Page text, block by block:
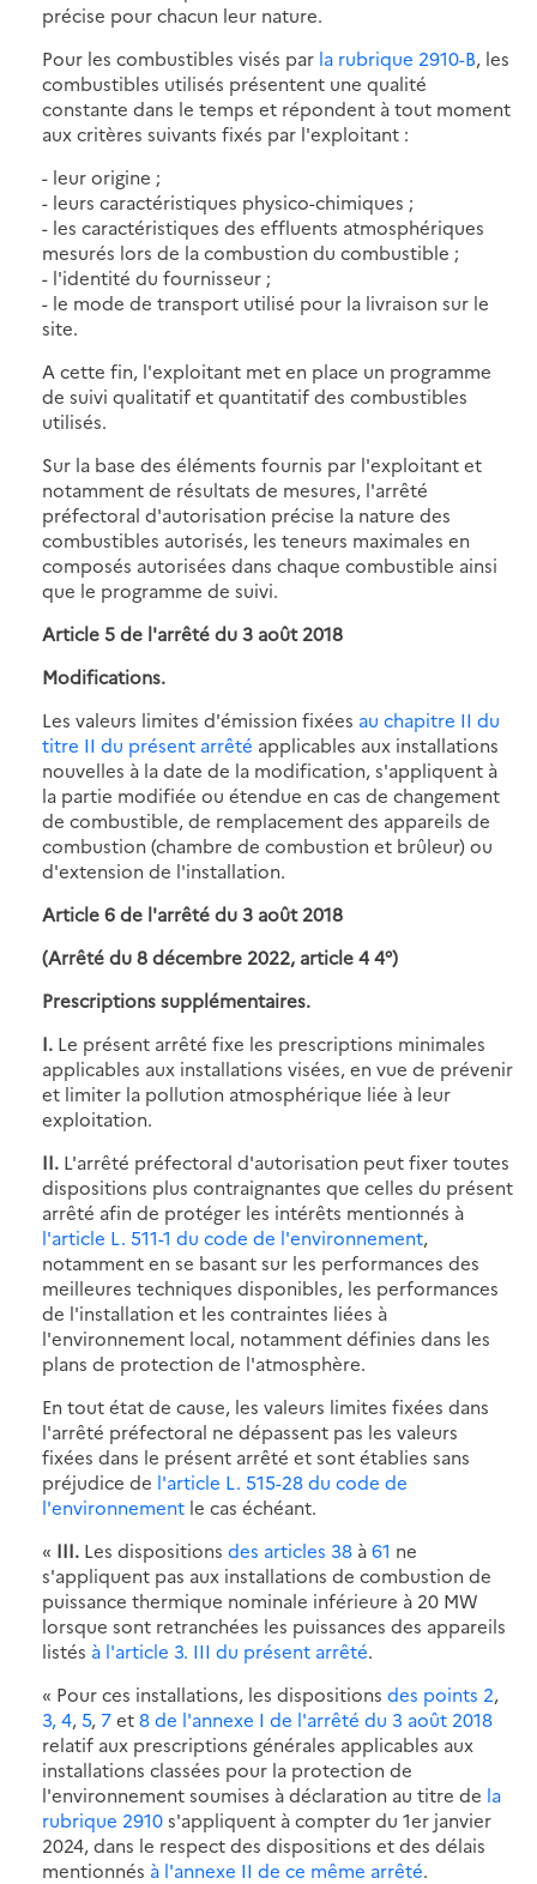
précise pour chacun leur nature.
Pour les combustibles visés par la rubrique 2910-B, les
combustibles utilisés présentent une qualité
constante dans le temps et répondent à tout moment
aux critères suivants fixés par l'exploitant :
- leur origine ;
- leurs caractéristiques physico-chimiques ;
- les caractéristiques des effluents atmosphériques
mesurés lors de la combustion du combustible ;
- l'identité du fournisseur ;
- le mode de transport utilisé pour la livraison sur le
site.
A cette fin, l'exploitant met en place un programme
de suivi qualitatif et quantitatif des combustibles
utilisés.
Sur la base des éléments fournis par l'exploitant et
notamment de résultats de mesures, l'arrêté
préfectoral d'autorisation précise la nature des
combustibles autorisés, les teneurs maximales en
composés autorisées dans chaque combustible ainsi
que le programme de suivi.
Article 5 de l'arrêté du 3 août 2018
Modifications.
Les valeurs limites d'émission fixées au chapitre II du
titre II du présent arrêté applicables aux installations
nouvelles à la date de la modification, s'appliquent à
la partie modifiée ou étendue en cas de changement
de combustible, de remplacement des appareils de
combustion (chambre de combustion et brûleur) ou
d'extension de l'installation.
Article 6 de l'arrêté du 3 août 2018
(Arrêté du 8 décembre 2022, article 4 4°)
Prescriptions supplémentaires.
I. Le présent arrêté fixe les prescriptions minimales
applicables aux installations visées, en vue de prévenir
et limiter la pollution atmosphérique liée à leur
exploitation.
II. L'arrêté préfectoral d'autorisation peut fixer toutes
dispositions plus contraignantes que celles du présent
arrêté afin de protéger les intérêts mentionnés à
l'article L. 511-1 du code de l'environnement,
notamment en se basant sur les performances des
meilleures techniques disponibles, les performances
de l'installation et les contraintes liées à
l'environnement local, notamment définies dans les
plans de protection de l'atmosphère.
En tout état de cause, les valeurs limites fixées dans
l'arrêté préfectoral ne dépassent pas les valeurs
fixées dans le présent arrêté et sont établies sans
préjudice de l'article L. 515-28 du code de
l'environnement le cas échéant.
« III. Les dispositions des articles 38 à61 ne
s'appliquent pas aux installations de combustion de
puissance thermique nominale inférieure à 20 MW
lorsque sont retranchées les puissances des appareils
listés à l'article 3. III du présent arrêté.
« Pour ces installations, les dispositions des points 2,
3,4,5, 7et8de l'annexe I de l'arrêté du 3 août 2018
relatif aux prescriptions générales applicables aux
installations classées pour la protection de
l'environnement soumises à déclaration au titre de la
rubrique 2910s'appliquent à compter du 1er janvier
2024, dans le respect des dispositions et des délais
mentionnés à l'annexe II de ce même arrêté.